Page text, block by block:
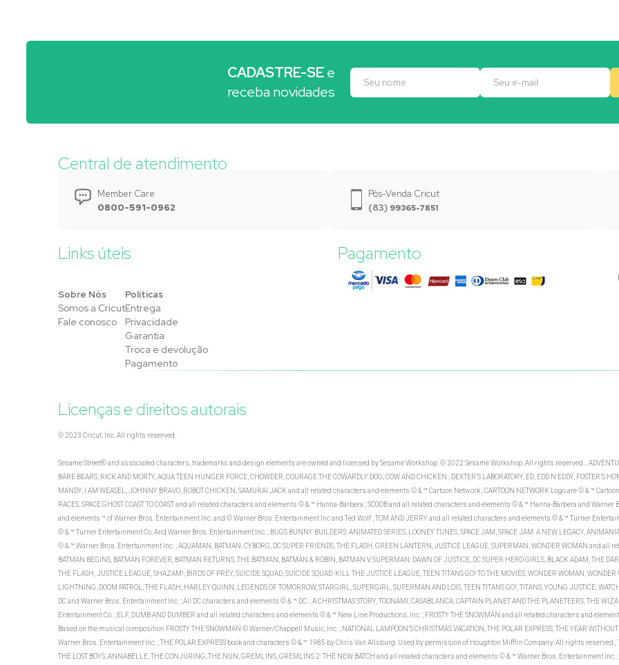
CADASTRE-SEe
receba novidades
Central de atendimento
Member Care
0800-591-0962
Pós-Venda Cricut
(83) 99365-7851
Links úteis
Sobre Nós
Somos a Cricut
Fale conosco
Políticas
Entrega
Privacidade
Garantia
Troca e devolução
Pagamento
Pagamento
Licenças e direitos autorais
© 2023 Cricut, Inc. All rights reserved.
Sesame Street® and associated characters, trademarks and design elements are owned and licensed by Sesame Workshop. © 2022 Sesame Workshop. All rights reserved...
BARE BEARS, RICK AND MORTY, AQUA TEEN HUNGER FORCE, CHOWDER, COURAGE THE COWARDLY DOG, COW AND CHICKEN , DEXTER’S LABORATORY, ED, EDD N EDDY,
MANDY, I AM WEASEL, JOHNNY BRAVO, ROBOT CHICKEN, SAMURAI JACK and all related characters and elements © & ™ Cartoon Network ; CARTOON NETWORK Logo are © & ™ Cartoon
RACES, SPACE GHOST COAST TO COAST and all related characters and elements © & ™ Hanna-Barbera ; SCOOB and all related characters and elements © & ™ Hanna-Barbera and
and elements ™ of Warner Bros. Entertainment Inc. and © Warner Bros. Entertainment Inc and Ted Wolf ; TOM AND JERRY and all related characters and elements © & ™ Turner
© & ™ Turner Entertainment Co. And Warner Bros. Entertainment Inc. ; BUGS BUNNY BUILDERS: ANIMATED SERIES, LOONEY TUNES, SPACE JAM, SPACE JAM: A NEW LEGACY,
© & ™ Warner Bros. Entertainment Inc. ; AQUAMAN, BATMAN, CYBORG, DC SUPER FRIENDS, THE FLASH, GREEN LANTERN, JUSTICE LEAGUE, SUPERMAN, WONDER WOMAN and all
BATMAN BEGINS, BATMAN FOREVER, BATMAN RETURNS, THE BATMAN, BATMAN & ROBIN, BATMAN V SUPERMAN: DAWN OF JUSTICE, DC SUPER HERO GIRLS, BLACK ADAM, THE
THE FLASH, JUSTICE LEAGUE, SHAZAM!, BIRDS OF PREY, SUICIDE SQUAD, SUICIDE SQUAD: KILL THE JUSTICE LEAGUE, TEEN TITANS GO! TO THE MOVIES, WONDER WOMAN,
LIGHTNING, DOOM PATROL, THE FLASH, HARLEY QUINN, LEGENDS OF TOMORROW, STARGIRL, SUPERGIRL, SUPERMAN AND LOIS, TEEN TITANS GO!, TITANS, YOUNG JUSTICE,
DC and Warner Bros. Entertainment Inc. ; All DC characters and elements © & ™ DC. ; A CHRISTMAS STORY, TOONAMI, CASABLANCA, CAPTAIN PLANET AND THE PLANETEERS, THE
Entertainment Co. ; ELF, DUMB AND DUMBER and all related characters and elements © & ™ New Line Productions, Inc. ; FROSTY THE SNOWMAN and all related characters and
Based on the musical composition FROSTY THE SNOWMAN © Warner/Chappell Music, Inc. ; NATIONAL LAMPOON’S CHRISTMAS VACATION, THE POLAR EXPRESS, THE YEAR
Warner Bros. Entertainment Inc. ; THE POLAR EXPRESS book and characters © & ™ 1985 by Chris Van Allsburg. Used by permission of Houghton Mifflin Company. All rights reserved.; THE
THE LOST BOYS, ANNABELLE, THE CONJURING, THE NUN, GREMLINS, GREMLINS 2: THE NEW BATCH and all related characters and elements © & ™ Warner Bros. Entertainment Inc.